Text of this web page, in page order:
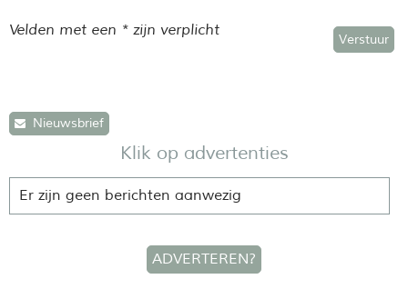
Verstuur
Velden met een * zijn verplicht
Nieuwsbrief
Klik op advertenties
Er zijn geen berichten aanwezig
ADVERTEREN?